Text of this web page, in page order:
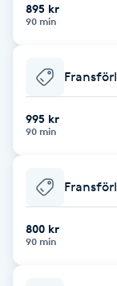
Cryoterapi
Damklippning
Diamantslipning
895 kr
90 min
995 kr
90 min
800 kr
90 min